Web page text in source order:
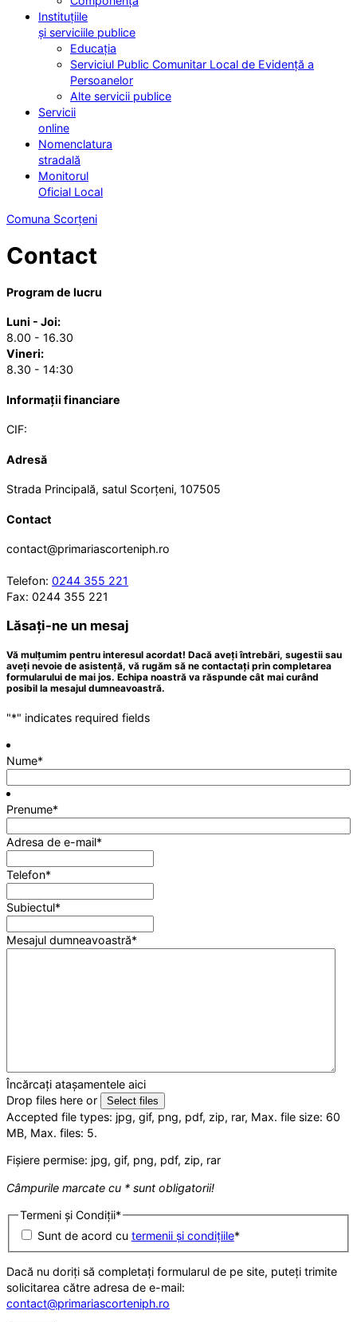
Instituțiile
și serviciile publice
Educația
Serviciul Public Comunitar Local de Evidență a
Persoanelor
Alte servicii publice
Servicii
online
Nomenclatura
stradală
Monitorul
Oficial Local
Comuna Scorțeni
Contact
Program de lucru
Luni - Joi:
8.00 - 16.30
Vineri:
8.30 - 14:30
Informații financiare
CIF:
Adresă
Strada Principală, satul Scorțeni, 107505
Contact
contact@primariascorteniph.ro
Telefon: 0244 355 221
Fax: 0244 355 221
Lăsați-ne un mesaj
Vă mulțumim pentru interesul acordat! Dacă aveți întrebări, sugestii sau
aveți nevoie de asistență, vă rugăm să ne contactați prin completarea
formularului de mai jos. Echipa noastră va răspunde cât mai curând
posibil la mesajul dumneavoastră.
"*" indicates required fields
Nume*
Prenume*
Adresa de e-mail*
Telefon*
Subiectul*
Mesajul dumneavoastră*
Încărcați atașamentele aici
Drop files here or
Select files
Accepted file types: jpg, gif, png, pdf, zip, rar, Max. file size: 60
MB, Max. files: 5.
Fișiere permise: jpg, gif, png, pdf, zip, rar
Câmpurile marcate cu * sunt obligatorii!
Termeni și Condiții*
Sunt de acord cu termenii și condițiile*
Dacă nu doriți să completați formularul de pe site, puteți trimite
solicitarea către adresa de e-mail:
contact@primariascorteniph.ro